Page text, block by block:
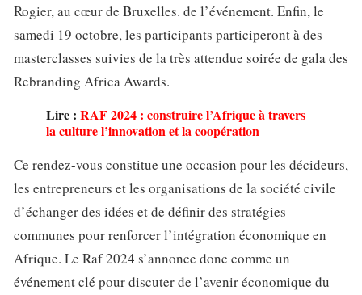
Rogier, au cœur de Bruxelles. de l’événement. Enfin, le
samedi 19 octobre, les participants participeront à des
masterclasses suivies de la très attendue soirée de gala des
Rebranding Africa Awards.
Lire : RAF 2024 : construire l’Afrique à travers
la culture l’innovation et la coopération
Ce rendez-vous constitue une occasion pour les décideurs,
les entrepreneurs et les organisations de la société civile
d’échanger des idées et de définir des stratégies
communes pour renforcer l’intégration économique en
Afrique. Le Raf 2024 s’annonce donc comme un
événement clé pour discuter de l’avenir économique du